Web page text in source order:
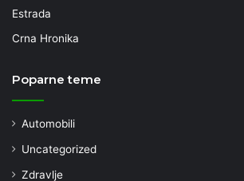
Estrada
Crna Hronika
Poparne teme
Automobili
Uncategorized
Zdravlje